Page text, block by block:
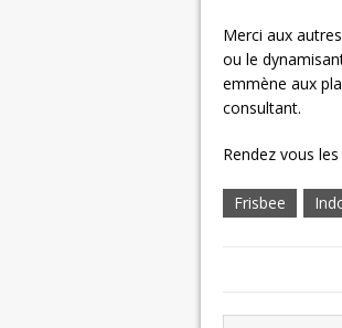
Merci aux
ou le
emmène aux
consultant.
Rendez vous
Frisbee